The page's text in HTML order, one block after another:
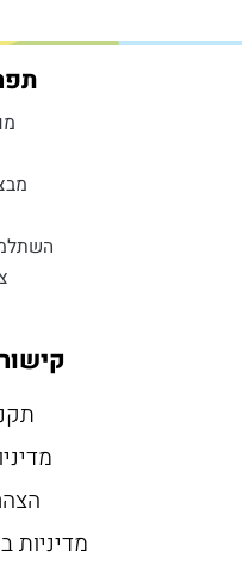
מדיניות